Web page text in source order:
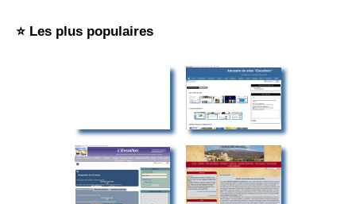
⭐ Les plus populaires